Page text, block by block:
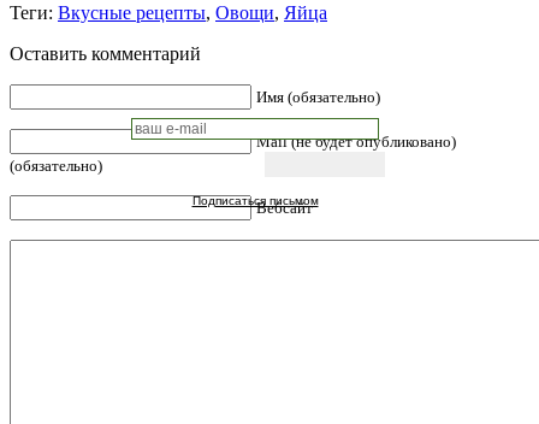
Подписаться письмом
Теги: Вкусные рецепты, Овощи, Яйца
Оставить комментарий
Имя (обязательно)
Mail (не будет опубликовано)
(обязательно)
Вебсайт